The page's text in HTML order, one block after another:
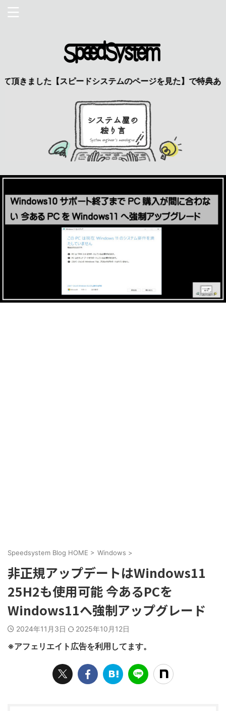
た【スピードシステムのページを見た】で特典あり 興味
Speedsystem Blog HOME > Windows >
非正規アップデートはWindows11
25H2も使用可能 今あるPCを
Windows11へ強制アップグレード
2024年11月3日 2025年10月12日
※アフェリエイト広告を利用してます。